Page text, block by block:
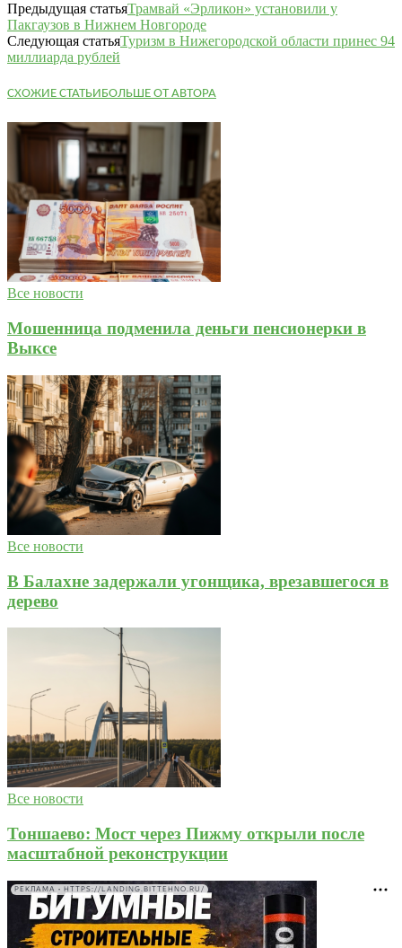
Предыдущая статьяТрамвай «Эрликон» установили у
Пакгаузов в Нижнем Новгороде
Следующая статьяТуризм в Нижегородской области принес 94
миллиарда рублей
СХОЖИЕ СТАТЬИБОЛЬШЕ ОТ АВТОРА
Все новости
Мошенница подменила деньги пенсионерки в
Выксе
Все новости
В Балахне задержали угонщика, врезавшегося в
дерево
Все новости
Тоншаево: Мост через Пижму открыли после
масштабной реконструкции
РЕКЛАМА • HTTPS://LANDING.BITTEHNO.RU/